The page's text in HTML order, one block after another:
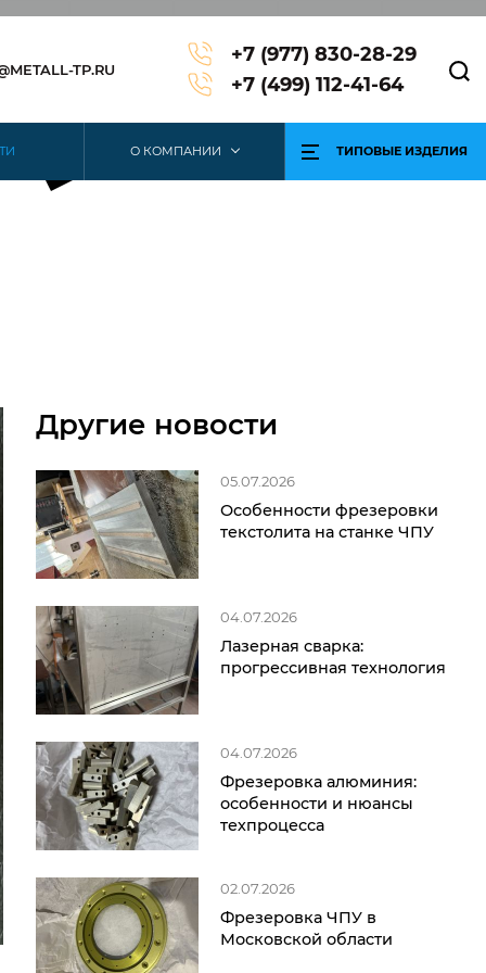
TP.RU
+7 (977) 830-28-29
+7 (499) 112-41-64
О КОМПАНИИ ТИПОВЫЕ ИЗДЕЛИЯ
Другие новости
05.07.2026
Особенности фрезеровки
текстолита на станке ЧПУ
04.07.2026
Лазерная сварка:
прогрессивная технология
04.07.2026
Фрезеровка алюминия:
особенности и нюансы
техпроцесса
02.07.2026
Фрезеровка ЧПУ в
Московской области